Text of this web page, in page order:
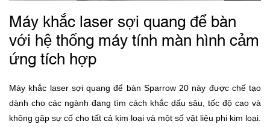
Máy khắc laser sợi quang để bàn
với hệ thống máy tính màn hình cảm
ứng tích hợp
Máy khắc laser sợi quang để bàn Sparrow 20 này được chế tạo
dành cho các ngành đang tìm cách khắc dấu sâu, tốc độ cao và
không gặp sự cố cho tất cả kim loại và một số vật liệu phi kim loại.